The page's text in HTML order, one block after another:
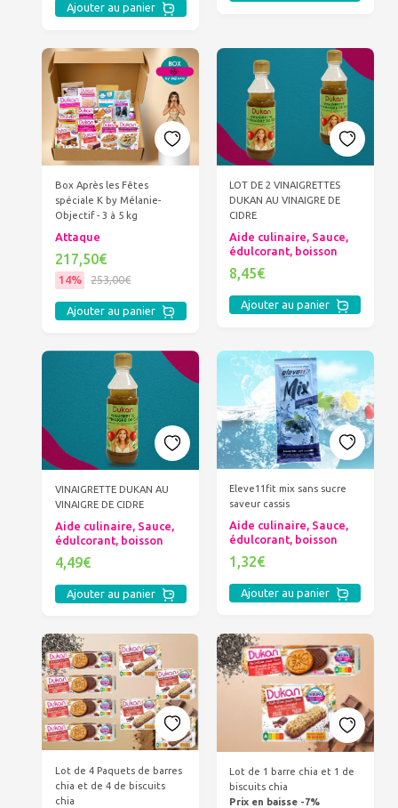
Ajouter au panier
Box Après les Fêtes
spéciale K by Mélanie-
Objectif - 3 à 5 kg
Attaque
217,50€
14% 253,00€
Ajouter au panier
LOT DE 2 VINAIGRETTES
DUKAN AU VINAIGRE DE
CIDRE
Aide culinaire, Sauce,
édulcorant, boisson
8,45€
Ajouter au panier
VINAIGRETTE DUKAN AU
VINAIGRE DE CIDRE
Aide culinaire, Sauce,
édulcorant, boisson
4,49€
Ajouter au panier
Eleve11fit mix sans sucre
saveur cassis
Aide culinaire, Sauce,
édulcorant, boisson
1,32€
Ajouter au panier
Lot de 4 Paquets de barres
chia et de 4 de biscuits
chia
Lot de 1 barre chia et 1 de
biscuits chia
Prix en baisse -7%